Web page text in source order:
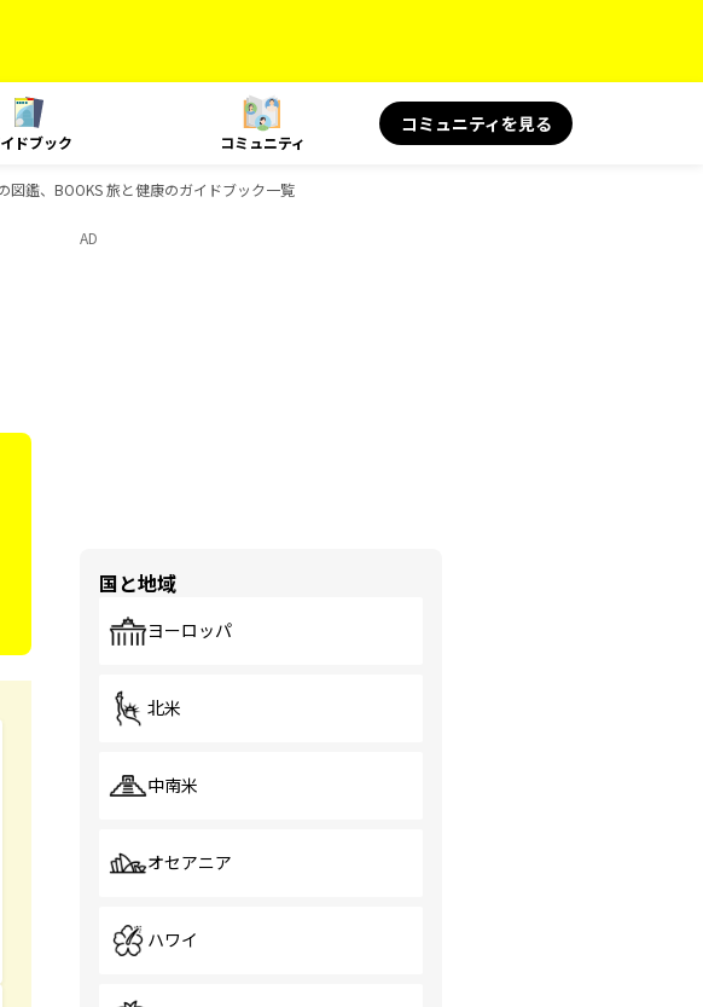
ドブック コミュニティ
コミュニティを見る
鑑、BOOKS 旅と健康のガイドブック一覧
AD
国と地域
ヨーロッパ
北米
中南米
オセアニア
ハワイ